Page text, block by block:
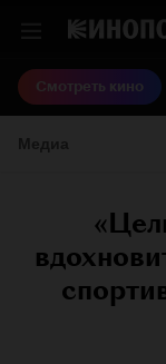
Смотреть кино